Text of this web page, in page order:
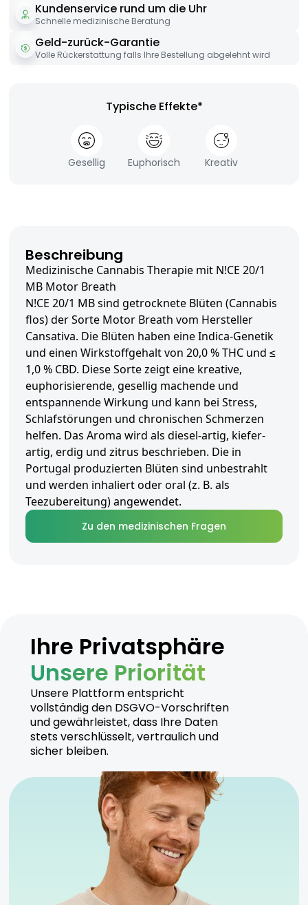
Kundenservice rund um die Uhr
Schnelle medizinische Beratung
Geld-zurück-Garantie
Volle Rückerstattung falls Ihre Bestellung abgelehnt wird
Typische Effekte*
Gesellig Euphorisch Kreativ
Beschreibung
Medizinische Cannabis Therapie mit N!CE 20/1
MB Motor Breath
N!CE 20/1 MB sind getrocknete Blüten (Cannabis
flos) der Sorte Motor Breath vom Hersteller
Cansativa. Die Blüten haben eine Indica-Genetik
und einen Wirkstoffgehalt von 20,0 % THC und ≤
1,0 % CBD. Diese Sorte zeigt eine kreative,
euphorisierende, gesellig machende und
entspannende Wirkung und kann bei Stress,
Schlafstörungen und chronischen Schmerzen
helfen. Das Aroma wird als diesel-artig, kiefer-
artig, erdig und zitrus beschrieben. Die in
Portugal produzierten Blüten sind unbestrahlt
und werden inhaliert oder oral (z. B. als
Teezubereitung) angewendet.
Zu den medizinischen Fragen
Ihre Privatsphäre
Unsere Priorität
Unsere Plattform entspricht
vollständig den DSGVO-Vorschriften
und gewährleistet, dass Ihre Daten
stets verschlüsselt, vertraulich und
sicher bleiben.